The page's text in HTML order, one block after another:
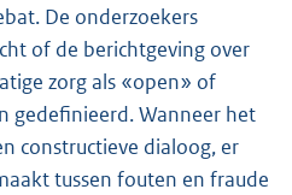
De onderzoekers
of de berichtgeving over
zorg als «open» of
gedefinieerd. Wanneer het
constructieve dialoog, er
tussen fouten en fraude